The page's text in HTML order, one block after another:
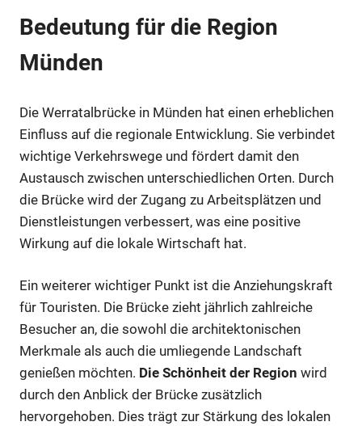
Bedeutung für die Region
Münden
Die Werratalbrücke in Münden hat einen erheblichen
Einfluss auf die regionale Entwicklung. Sie verbindet
wichtige Verkehrswege und fördert damit den
Austausch zwischen unterschiedlichen Orten. Durch
die Brücke wird der Zugang zu Arbeitsplätzen und
Dienstleistungen verbessert, was eine positive
Wirkung auf die lokale Wirtschaft hat.
Ein weiterer wichtiger Punkt ist die Anziehungskraft
für Touristen. Die Brücke zieht jährlich zahlreiche
Besucher an, die sowohl die architektonischen
Merkmale als auch die umliegende Landschaft
genießen möchten. Die Schönheit der Region wird
durch den Anblick der Brücke zusätzlich
hervorgehoben. Dies trägt zur Stärkung des lokalen